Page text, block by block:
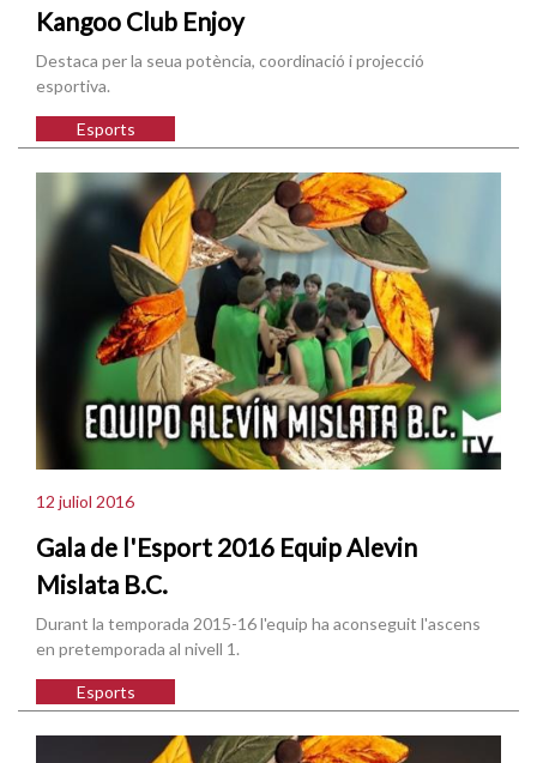
Kangoo Club Enjoy
Destaca per la seua potència, coordinació i projecció
esportiva.
Esports
12 juliol 2016
Gala de l'Esport 2016 Equip Alevin
Mislata B.C.
Durant la temporada 2015-16 l'equip ha aconseguit l'ascens
en pretemporada al nivell 1.
Esports